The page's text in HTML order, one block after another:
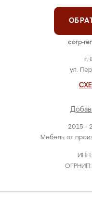
2015 -
Мебель от
ОГРНИП:
г.
ул.
corp-